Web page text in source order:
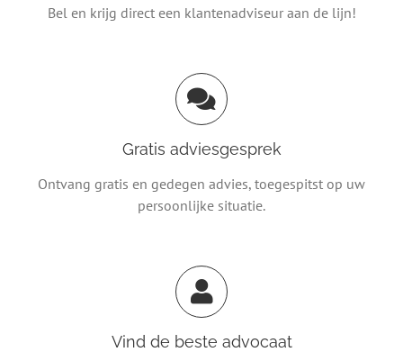
Bel en krijg direct een klantenadviseur aan de lijn!
Gratis adviesgesprek
Ontvang gratis en gedegen advies, toegespitst op uw
persoonlijke situatie.
Vind de beste advocaat